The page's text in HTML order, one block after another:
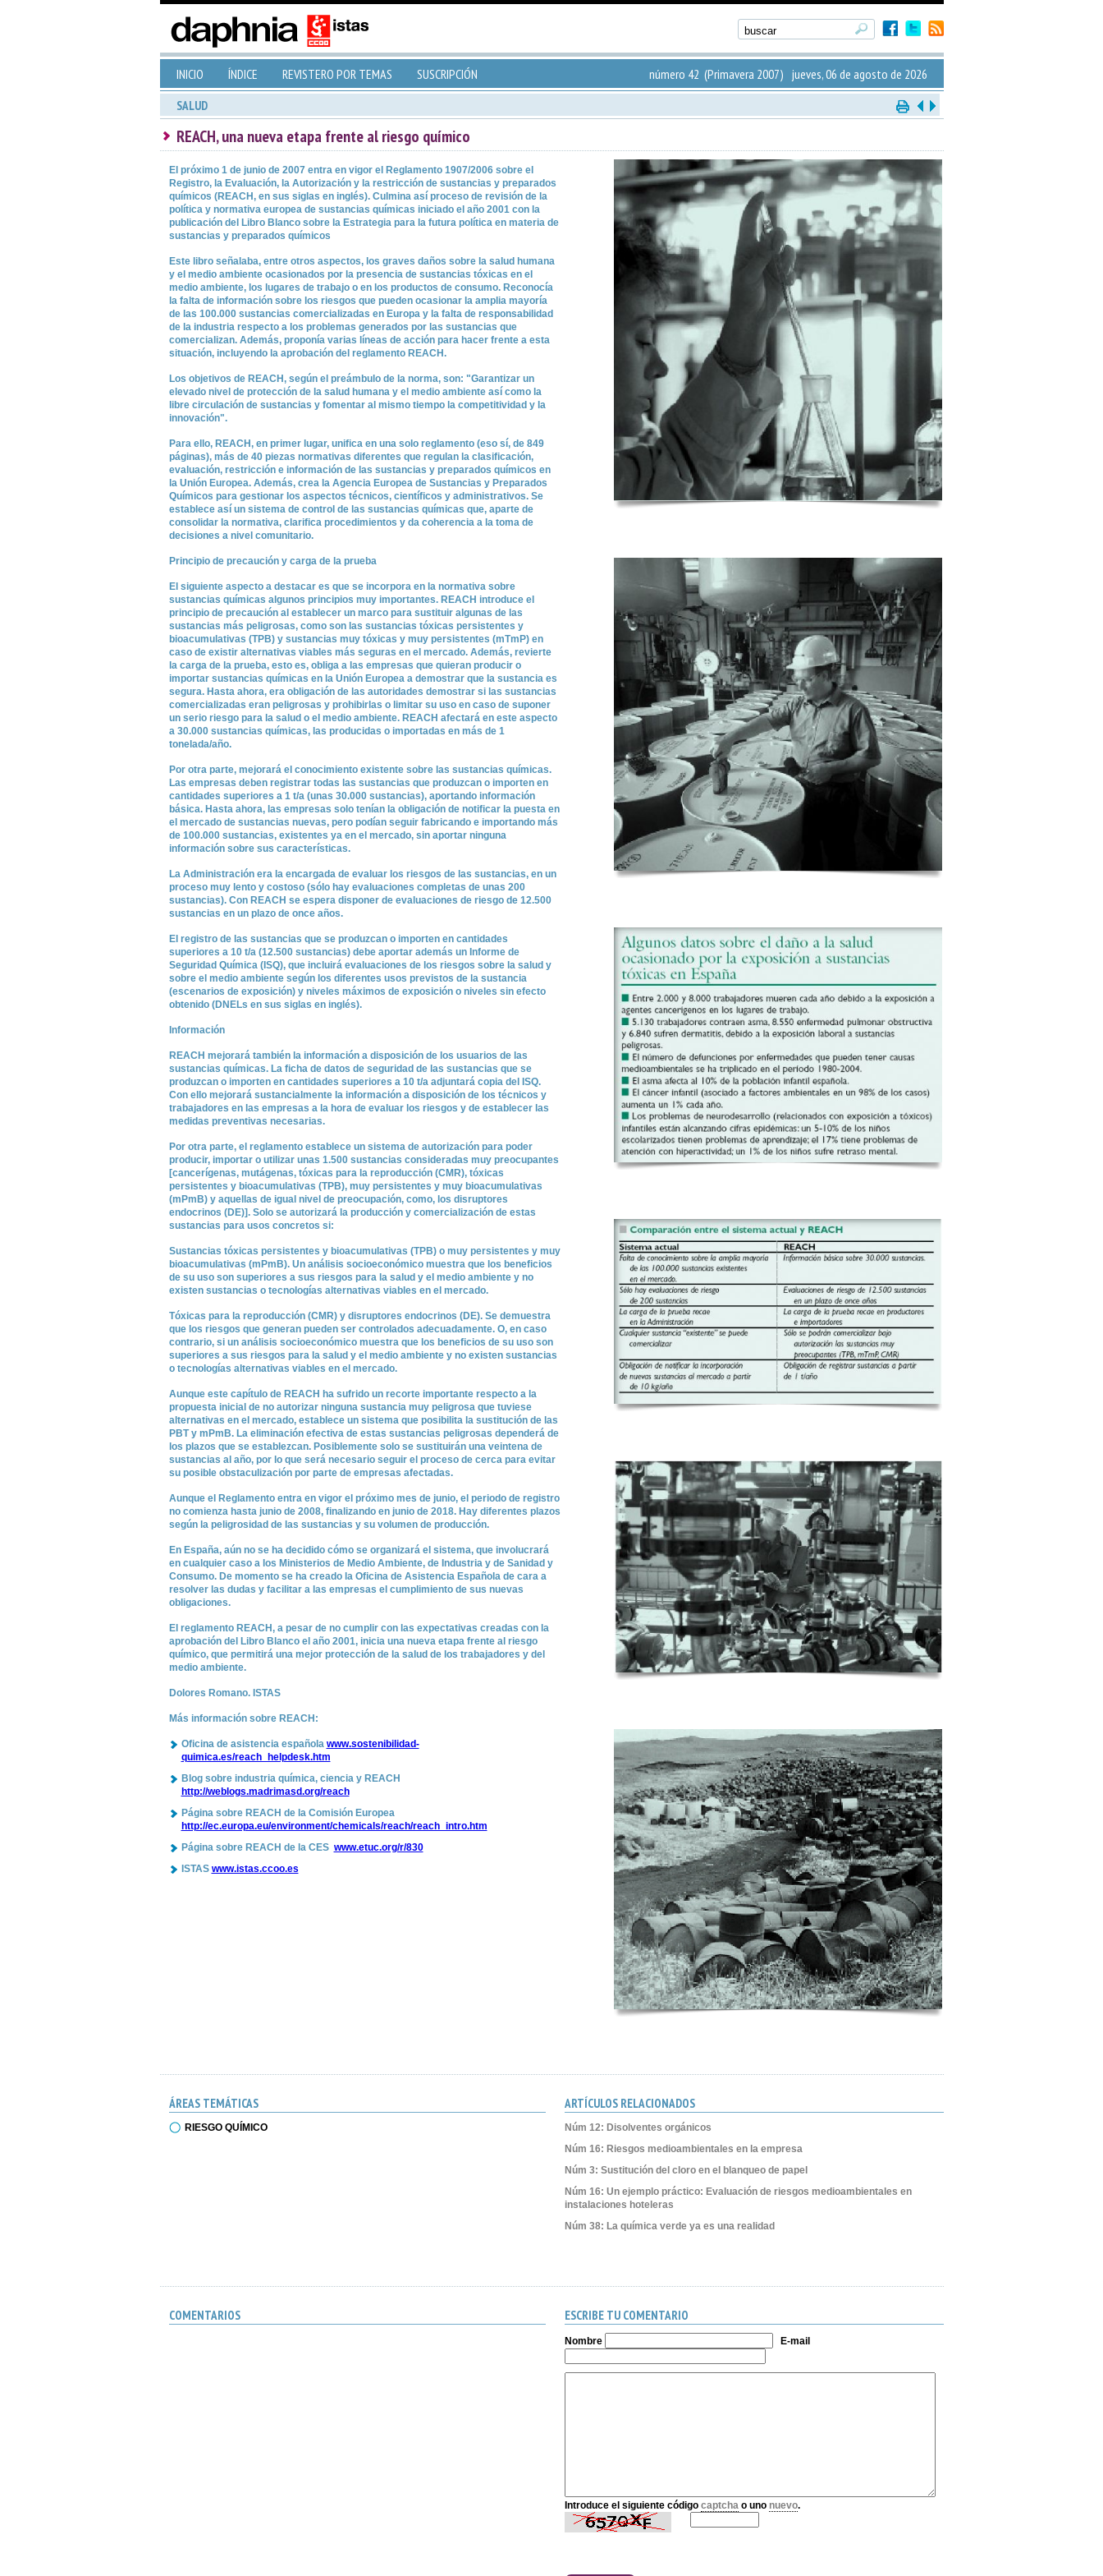
INICIO ÍNDICE REVISTERO POR TEMAS SUSCRIPCIÓN número 42 (Primavera 2007) jueves, 06 de agosto de 2026
SALUD
REACH, una nueva etapa frente al riesgo químico
El próximo 1 de junio de 2007 entra en vigor el Reglamento 1907/2006 sobre el
Registro, la Evaluación, la Autorización y la restricción de sustancias y preparados
químicos (REACH, en sus siglas en inglés). Culmina así proceso de revisión de la
política y normativa europea de sustancias químicas iniciado el año 2001 con la
publicación del Libro Blanco sobre la Estrategia para la futura política en materia de
sustancias y preparados químicos
Este libro señalaba, entre otros aspectos, los graves daños sobre la salud humana
y el medio ambiente ocasionados por la presencia de sustancias tóxicas en el
medio ambiente, los lugares de trabajo o en los productos de consumo. Reconocía
la falta de información sobre los riesgos que pueden ocasionar la amplia mayoría
de las 100.000 sustancias comercializadas en Europa y la falta de responsabilidad
de la industria respecto a los problemas generados por las sustancias que
comercializan. Además, proponía varias líneas de acción para hacer frente a esta
situación, incluyendo la aprobación del reglamento REACH.
Los objetivos de REACH, según el preámbulo de la norma, son: "Garantizar un
elevado nivel de protección de la salud humana y el medio ambiente así como la
libre circulación de sustancias y fomentar al mismo tiempo la competitividad y la
innovación".
Para ello, REACH, en primer lugar, unifica en una solo reglamento (eso sí, de 849
páginas), más de 40 piezas normativas diferentes que regulan la clasificación,
evaluación, restricción e información de las sustancias y preparados químicos en
la Unión Europea. Además, crea la Agencia Europea de Sustancias y Preparados
Químicos para gestionar los aspectos técnicos, científicos y administrativos. Se
establece así un sistema de control de las sustancias químicas que, aparte de
consolidar la normativa, clarifica procedimientos y da coherencia a la toma de
decisiones a nivel comunitario.
Principio de precaución y carga de la prueba
El siguiente aspecto a destacar es que se incorpora en la normativa sobre
sustancias químicas algunos principios muy importantes. REACH introduce el
principio de precaución al establecer un marco para sustituir algunas de las
sustancias más peligrosas, como son las sustancias tóxicas persistentes y
bioacumulativas (TPB) y sustancias muy tóxicas y muy persistentes (mTmP) en
caso de existir alternativas viables más seguras en el mercado. Además, revierte
la carga de la prueba, esto es, obliga a las empresas que quieran producir o
importar sustancias químicas en la Unión Europea a demostrar que la sustancia es
segura. Hasta ahora, era obligación de las autoridades demostrar si las sustancias
comercializadas eran peligrosas y prohibirlas o limitar su uso en caso de suponer
un serio riesgo para la salud o el medio ambiente. REACH afectará en este aspecto
a 30.000 sustancias químicas, las producidas o importadas en más de 1
tonelada/año.
Por otra parte, mejorará el conocimiento existente sobre las sustancias químicas.
Las empresas deben registrar todas las sustancias que produzcan o importen en
cantidades superiores a 1 t/a (unas 30.000 sustancias), aportando información
básica. Hasta ahora, las empresas solo tenían la obligación de notificar la puesta en
el mercado de sustancias nuevas, pero podían seguir fabricando e importando más
de 100.000 sustancias, existentes ya en el mercado, sin aportar ninguna
información sobre sus características.
La Administración era la encargada de evaluar los riesgos de las sustancias, en un
proceso muy lento y costoso (sólo hay evaluaciones completas de unas 200
sustancias). Con REACH se espera disponer de evaluaciones de riesgo de 12.500
sustancias en un plazo de once años.
El registro de las sustancias que se produzcan o importen en cantidades
superiores a 10 t/a (12.500 sustancias) debe aportar además un Informe de
Seguridad Química (ISQ), que incluirá evaluaciones de los riesgos sobre la salud y
sobre el medio ambiente según los diferentes usos previstos de la sustancia
(escenarios de exposición) y niveles máximos de exposición o niveles sin efecto
obtenido (DNELs en sus siglas en inglés).
Información
REACH mejorará también la información a disposición de los usuarios de las
sustancias químicas. La ficha de datos de seguridad de las sustancias que se
produzcan o importen en cantidades superiores a 10 t/a adjuntará copia del ISQ.
Con ello mejorará sustancialmente la información a disposición de los técnicos y
trabajadores en las empresas a la hora de evaluar los riesgos y de establecer las
medidas preventivas necesarias.
Por otra parte, el reglamento establece un sistema de autorización para poder
producir, importar o utilizar unas 1.500 sustancias consideradas muy preocupantes
[cancerígenas, mutágenas, tóxicas para la reproducción (CMR), tóxicas
persistentes y bioacumulativas (TPB), muy persistentes y muy bioacumulativas
(mPmB) y aquellas de igual nivel de preocupación, como, los disruptores
endocrinos (DE)]. Solo se autorizará la producción y comercialización de estas
sustancias para usos concretos si:
Sustancias tóxicas persistentes y bioacumulativas (TPB) o muy persistentes y muy
bioacumulativas (mPmB). Un análisis socioeconómico muestra que los beneficios
de su uso son superiores a sus riesgos para la salud y el medio ambiente y no
existen sustancias o tecnologías alternativas viables en el mercado.
Tóxicas para la reproducción (CMR) y disruptores endocrinos (DE). Se demuestra
que los riesgos que generan pueden ser controlados adecuadamente. O, en caso
contrario, si un análisis socioeconómico muestra que los beneficios de su uso son
superiores a sus riesgos para la salud y el medio ambiente y no existen sustancias
o tecnologías alternativas viables en el mercado.
Aunque este capítulo de REACH ha sufrido un recorte importante respecto a la
propuesta inicial de no autorizar ninguna sustancia muy peligrosa que tuviese
alternativas en el mercado, establece un sistema que posibilita la sustitución de las
PBT y mPmB. La eliminación efectiva de estas sustancias peligrosas dependerá de
los plazos que se establezcan. Posiblemente solo se sustituirán una veintena de
sustancias al año, por lo que será necesario seguir el proceso de cerca para evitar
su posible obstaculización por parte de empresas afectadas.
Aunque el Reglamento entra en vigor el próximo mes de junio, el periodo de registro
no comienza hasta junio de 2008, finalizando en junio de 2018. Hay diferentes plazos
según la peligrosidad de las sustancias y su volumen de producción.
En España, aún no se ha decidido cómo se organizará el sistema, que involucrará
en cualquier caso a los Ministerios de Medio Ambiente, de Industria y de Sanidad y
Consumo. De momento se ha creado la Oficina de Asistencia Española de cara a
resolver las dudas y facilitar a las empresas el cumplimiento de sus nuevas
obligaciones.
El reglamento REACH, a pesar de no cumplir con las expectativas creadas con la
aprobación del Libro Blanco el año 2001, inicia una nueva etapa frente al riesgo
químico, que permitirá una mejor protección de la salud de los trabajadores y del
medio ambiente.
Dolores Romano. ISTAS
Más información sobre REACH:
Oficina de asistencia española www.sostenibilidad-
quimica.es/reach_helpdesk.htm
Blog sobre industria química, ciencia y REACH
http://weblogs.madrimasd.org/reach
Página sobre REACH de la Comisión Europea
http://ec.europa.eu/environment/chemicals/reach/reach_intro.htm
Página sobre REACH de la CES www.etuc.org/r/830
ISTAS www.istas.ccoo.es
ÁREAS TEMÁTICAS
RIESGO QUÍMICO
ARTÍCULOS RELACIONADOS
Núm 12: Disolventes orgánicos
Núm 16: Riesgos medioambientales en la empresa
Núm 3: Sustitución del cloro en el blanqueo de papel
Núm 16: Un ejemplo práctico: Evaluación de riesgos medioambientales en
instalaciones hoteleras
Núm 38: La química verde ya es una realidad
COMENTARIOS ESCRIBE TU COMENTARIO
Nombre E-mail
Introduce el siguiente código captchao uno nuevo.